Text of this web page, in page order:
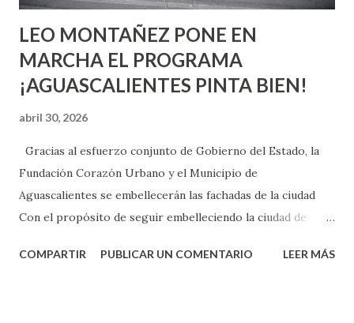
LEO MONTAÑEZ PONE EN
MARCHA EL PROGRAMA
¡AGUASCALIENTES PINTA BIEN!
abril 30, 2026
Gracias al esfuerzo conjunto de Gobierno del Estado, la
Fundación Corazón Urbano y el Municipio de
Aguascalientes se embellecerán las fachadas de la ciudad
Con el propósito de seguir embelleciendo la ciudad de
municipal, Leo Montañez dio inicio al programa
COMPARTIR PUBLICAR UN COMENTARIO LEER MÁS